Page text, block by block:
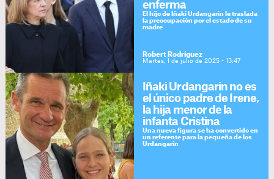
enferma
El hijo de Iñaki Urdangarin le traslada
la preocupación por el estado de su
madre
Robert Rodríguez
Martes, 1 de julio de 2025 - 13:47
Iñaki Urdangarin no es
el único padre de Irene,
la hija menor de la
infanta Cristina
Una nueva figura se ha convertido en
un referente para la pequeña de los
Urdangarin